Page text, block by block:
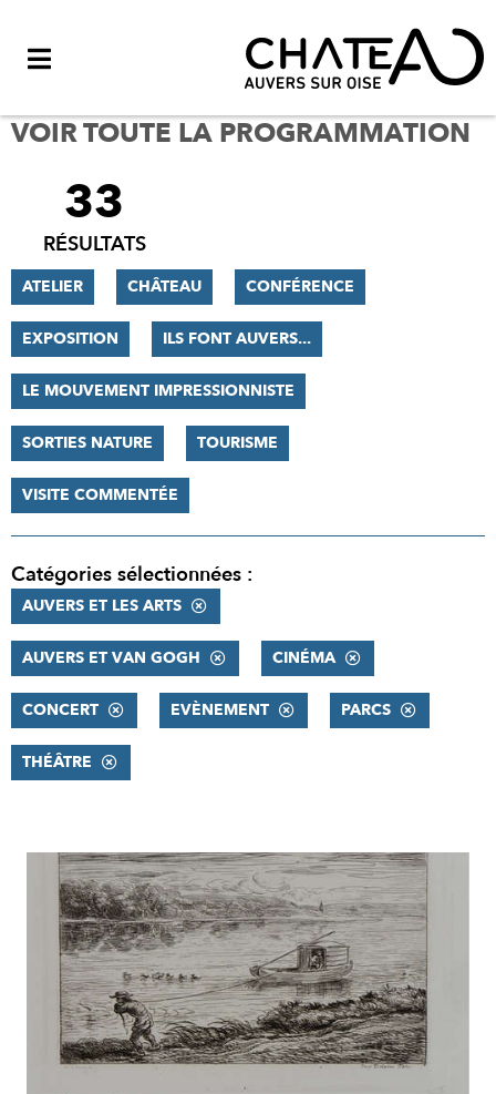
VOIR TOUTE LA PROGRAMMATION
FILTRER
RÉSULTATS
33
RÉSULTATS
ATELIER CHÂTEAU CONFÉRENCE
EXPOSITION ILS FONT AUVERS...
LE MOUVEMENT IMPRESSIONNISTE
SORTIES NATURE TOURISME
VISITE COMMENTÉE
Catégories sélectionnées :
AUVERS ET LES ARTS
AUVERS ET VAN GOGH CINÉMA
CONCERT EVÈNEMENT PARCS
THÉÂTRE
RÉSULTATS